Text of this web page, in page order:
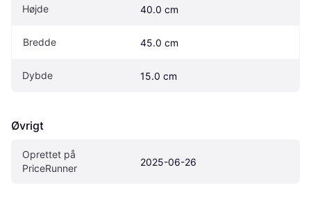
Højde 40.0 cm
Bredde 45.0 cm
Dybde 15.0 cm
Øvrigt
Oprettet på
PriceRunner
2025-06-26